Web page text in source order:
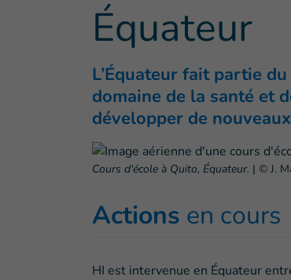
Équateur
L’Équateur fait partie
domaine de la santé et
développer de
Cours d'école à Quito, Équateur. | © J.
Actions en cours
HI est intervenue en Équateur